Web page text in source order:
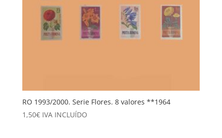
RO 1993/2000. Serie Flores. 8 valores **1964
1,50€ IVA INCLUÍDO